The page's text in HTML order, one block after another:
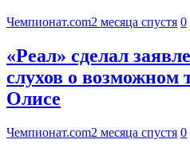
Чемпионат.com2 месяца спустя 0
«Реал» сделал
слухов о
Олисе
Чемпионат.com2 месяца спустя 0